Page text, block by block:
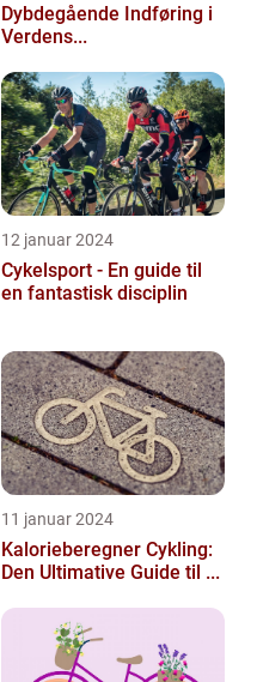
Dybdegående Indføring i
Verdens...
12 januar 2024
Cykelsport - En guide til
en fantastisk disciplin
11 januar 2024
Kalorieberegner Cykling:
Den Ultimative Guide til ...